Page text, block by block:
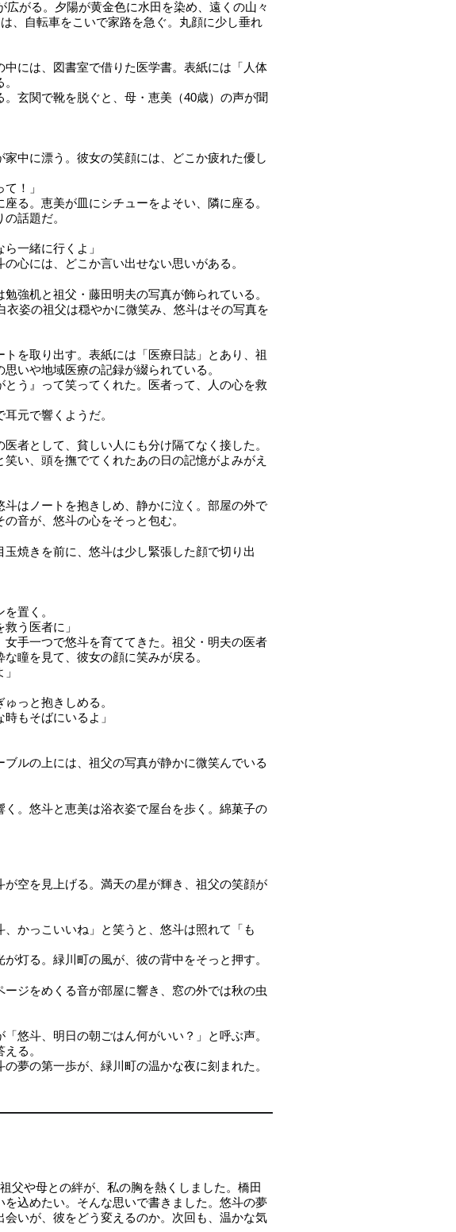
がる。夕陽が黄金色に水田を染め、遠くの山々
、自転車をこいで家路を急ぐ。丸顔に少し垂れ
には、図書室で借りた医学書。表紙には「人体
玄関で靴を脱ぐと、母・恵美（40歳）の声が聞
中に漂う。彼女の笑顔には、どこか疲れた優し
！」
る。恵美が皿にシチューをよそい、隣に座る。
話題だ。
一緒に行くよ」
心には、どこか言い出せない思いがある。
強机と祖父・藤田明夫の写真が飾られている。
姿の祖父は穏やかに微笑み、悠斗はその写真を
を取り出す。表紙には「医療日誌」とあり、祖
いや地域医療の記録が綴られている。
とう』って笑ってくれた。医者って、人の心を救
元で響くようだ。
者として、貧しい人にも分け隔てなく接した。
い、頭を撫でてくれたあの日の記憶がよみがえ
はノートを抱きしめ、静かに泣く。部屋の外で
音が、悠斗の心をそっと包む。
焼きを前に、悠斗は少し緊張した顔で切り出
置く。
う医者に」
手一つで悠斗を育ててきた。祖父・明夫の医者
瞳を見て、彼女の顔に笑みが戻る。
っと抱きしめる。
もそばにいるよ」
ルの上には、祖父の写真が静かに微笑んでいる
。悠斗と恵美は浴衣姿で屋台を歩く。綿菓子の
空を見上げる。満天の星が輝き、祖父の笑顔が
かっこいいね」と笑うと、悠斗は照れて「も
灯る。緑川町の風が、彼の背中をそっと押す。
ジをめくる音が部屋に響き、窓の外では秋の虫
悠斗、明日の朝ごはん何がいい？」と呼ぶ声。
る。
夢の第一歩が、緑川町の温かな夜に刻まれた。
父や母との絆が、私の胸を熱くしました。橋田
込めたい。そんな思いで書きました。悠斗の夢
いが、彼をどう変えるのか。次回も、温かな気